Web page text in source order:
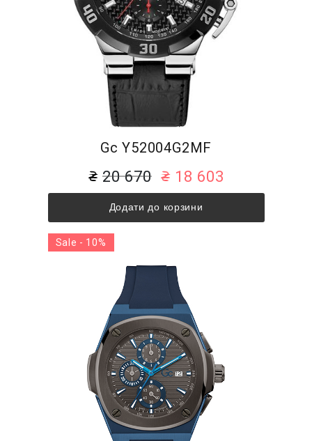
Gc Y52004G2MF
20 670 18 603
Додати до корзини
Sale - 10%